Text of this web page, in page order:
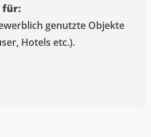
für:
genutzte Objekte
Hotels etc.).